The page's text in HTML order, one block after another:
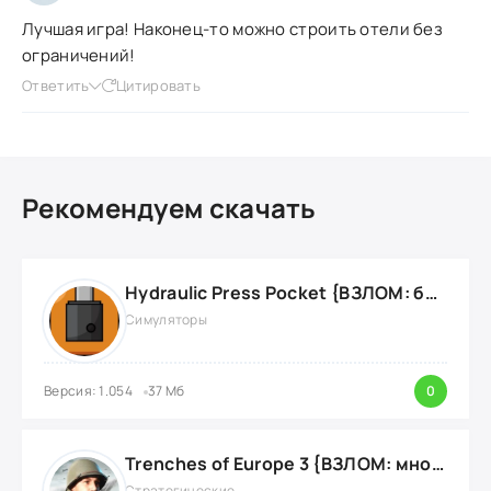
Лучшая игра! Наконец-то можно строить отели без
ограничений!
Ответить Цитировать
Рекомендуем скачать
Hydraulic Press Pocket {ВЗЛОМ: бесконечные деньги}
Симуляторы
Версия: 1.054 37 Мб 0
Trenches of Europe 3 {ВЗЛОМ: много денег}